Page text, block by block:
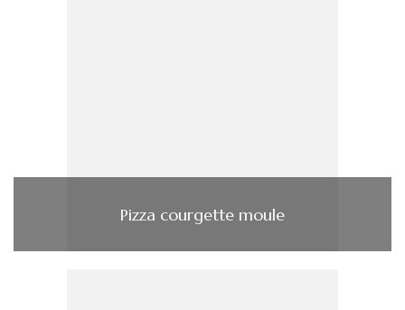
Pizza courgette moule